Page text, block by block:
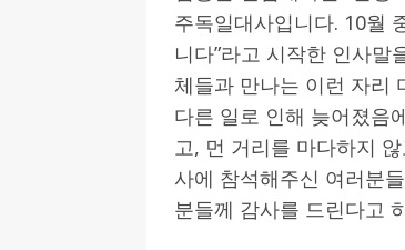
주독일대사입니다. 10월
니다”라고 시작한 인사말
체들과 만나는 이런 자리
다른 일로 인해 늦어졌음
고, 먼 거리를 마다하지
사에 참석해주신 여러분
분들께 감사를 드린다고